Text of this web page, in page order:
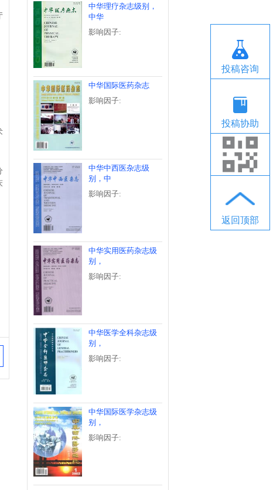
中华理疗杂志级别，
中华
影响因子:
中华国际医药杂志
影响因子:
中华中西医杂志级
别，中
影响因子:
中华实用医药杂志级
别，
影响因子:
中华医学全科杂志级
别，
影响因子:
中华国际医学杂志级
别，
影响因子:
投稿咨询
投稿协助
返回顶部